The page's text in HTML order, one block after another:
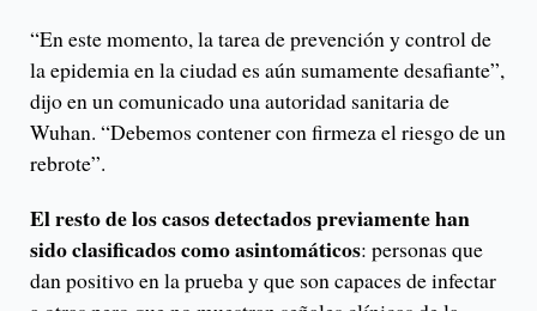
“En este momento, la tarea de prevención y control de
la epidemia en la ciudad es aún sumamente desafiante”,
dijo en un comunicado una autoridad sanitaria de
Wuhan. “Debemos contener con firmeza el riesgo de un
rebrote”.
El resto de los casos detectados previamente han
sido clasificados como asintomáticos: personas que
dan positivo en la prueba y que son capaces de infectar